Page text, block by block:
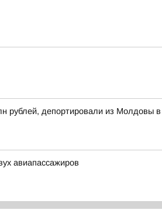
рублей, депортировали из
авиапассажиров